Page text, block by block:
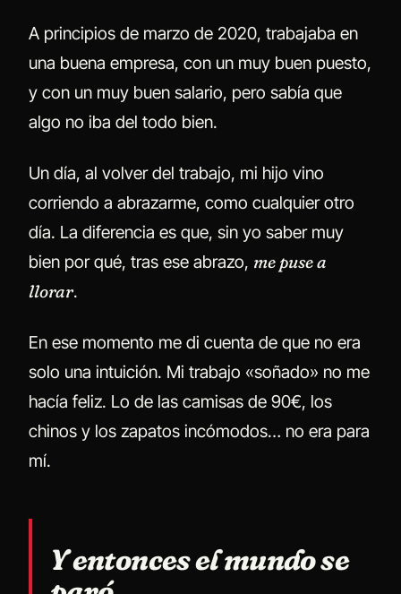
A principios de marzo de 2020, trabajaba en
una buena empresa, con un muy buen puesto,
y con un muy buen salario, pero sabía que
algo no iba del todo bien.
Un día, al volver del trabajo, mi hijo vino
corriendo a abrazarme, como cualquier otro
día. La diferencia es que, sin yo saber muy
bien por qué, tras ese abrazo, me puse a
llorar.
En ese momento me di cuenta de que no era
solo una intuición. Mi trabajo «soñado» no me
hacía feliz. Lo de las camisas de 90€, los
chinos y los zapatos incómodos… no era para
mí.
Y entonces el mundo se